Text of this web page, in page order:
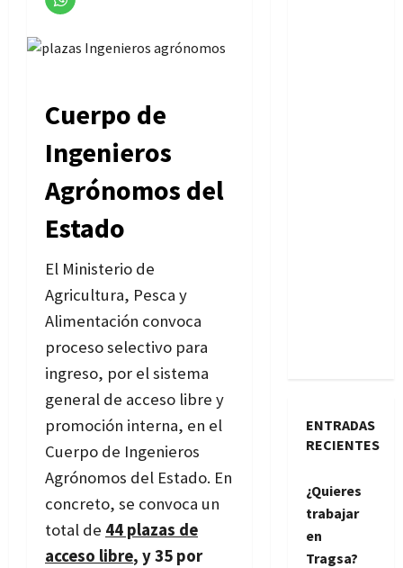
Cuerpo de
Ingenieros
Agrónomos del
Estado
El Ministerio de
Agricultura, Pesca y
Alimentación convoca
proceso selectivo para
ingreso, por el sistema
general de acceso libre y
promoción interna, en el
Cuerpo de Ingenieros
Agrónomos del Estado. En
concreto, se convoca un
total de 44 plazas de
acceso libre, y 35 por
ENTRADAS
RECIENTES
¿Quieres
trabajar
en
Tragsa?